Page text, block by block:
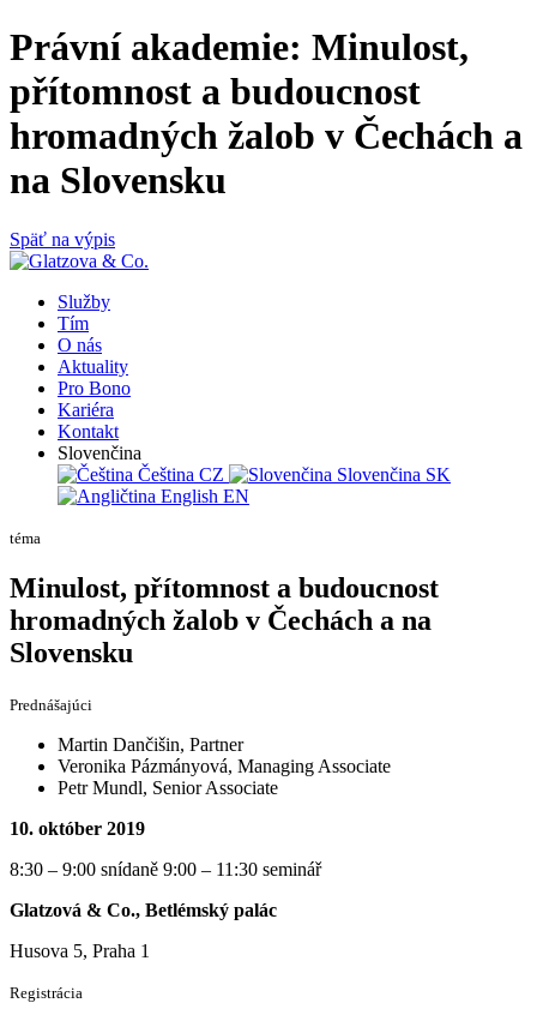
Právní akademie: Minulost,
přítomnost a budoucnost
hromadných žalob v Čechách a
na Slovensku
Späť na výpis
Služby
Tím
O nás
Aktuality
Pro Bono
Kariéra
Kontakt
Slovenčina
Čeština CZ Slovenčina SK
English EN
téma
Minulost, přítomnost a budoucnost
hromadných žalob v Čechách a na
Slovensku
Prednášajúci
Martin Dančišin, Partner
Veronika Pázmányová, Managing Associate
Petr Mundl, Senior Associate
10. október 2019
8:30 – 9:00 snídaně 9:00 – 11:30 seminář
Glatzová & Co., Betlémský palác
Husova 5, Praha 1
Registrácia